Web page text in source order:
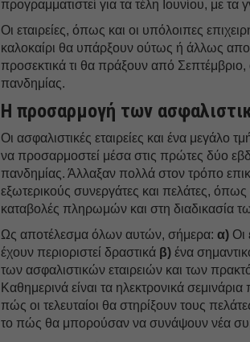
προγραμματιστεί για τα τέλη Ιουνίου, με
Οι εταιρείες, όπως και οι υπόλοιπες
καλοκαίρι θα υπάρξουν ούτως ή άλλως
προσεκτικά τι θα πράξουν από Σεπτέμβριο,
πανδημίας.
Η προσαρμογή των
Οι ασφαλιστικές εταιρείες και ένα μεγάλο
να προσαρμοστεί μέσα στις πρώτες δύο
πανδημίας. Άλλαξαν πολλά στον τρόπο
εξωτερικούς συνεργάτες και πελάτες, όπως
καταβολές πληρωμών και στη διαδικασία
Ως αποτέλεσμα όλων αυτών, σήμερα:α) Οι
έχουν περιοριστεί δραστικά β) ένα
των ασφαλιστικών εταιρειών και των
Καθημερινά είναι τα ηλεκτρονικά
πώς οι τελευταίοι θα στηρίξουν τους
το πώς θα μπορούσαν να συνάψουν νέα